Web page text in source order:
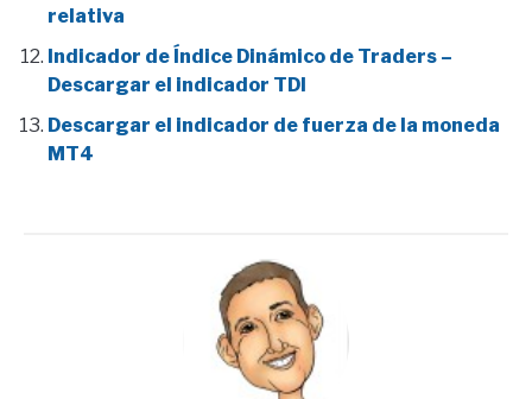
relativa
Indicador de Índice Dinámico de Traders –
Descargar el indicador TDI
Descargar el indicador de fuerza de la moneda
MT4